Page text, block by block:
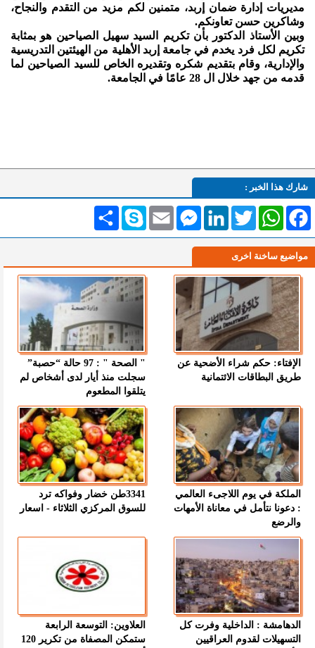
مديريات إدارة ضمان إربد، متمنين لكم مزيد من التقدم والنجاح،
وشاكرين حسن تعاونكم.
وبين الأستاذ الدكتور بأن تكريم السيد سهيل الصياحين هو بمثابة
تكريم لكل فرد يخدم في جامعة إربد الأهلية من الهيئتين التدريسية
والإدارية، وقام بتقديم شكره وتقديره الخاص للسيد الصياحين لما
قدمه من جهد خلال ال 28 عامًا في الجامعة.
شارك هذا الخبر :
انشر Skype Email
MessengerLinkedInTwitterWhatsAppFacebook
مواضيع ساخنة اخرى
الإفتاء: حكم شراء الأضحية عن
طريق البطاقات الائتمانية
" الصحة " : 97 حالة “حصبة”
سجلت منذ أيار لدى أشخاص لم
يتلقوا المطعوم
الملكة في يوم اللاجىء العالمي
: دعونا نتأمل في معاناة الأمهات
والرضع
3341طن خضار وفواكه ترد
للسوق المركزي الثلاثاء - اسعار
الدهامشة : الداخلية وفرت كل
التسهيلات لقدوم العراقيين
العلاوين: التوسعة الرابعة
ستمكن المصفاة من تكرير 120